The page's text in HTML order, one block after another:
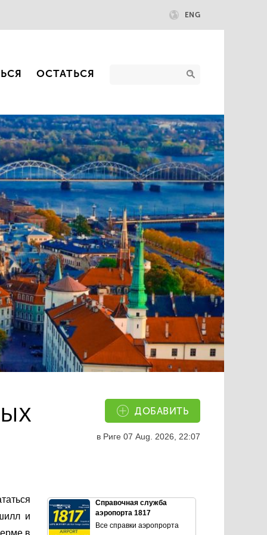
ENG
ОСТАТЬСЯ
ДОБАВИТЬ
в Риге 07 Aug. 2026, 22:07
и
в
Справочная служба
аэропорта 1817
Все справки аэропрорта